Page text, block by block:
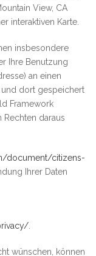
View, CA
interaktiven Karte.
insbesondere
Ihre Benutzung
an einen
dort gespeichert
Framework
Rechten daraus
document/citizens-
Ihrer Daten
wünschen, können